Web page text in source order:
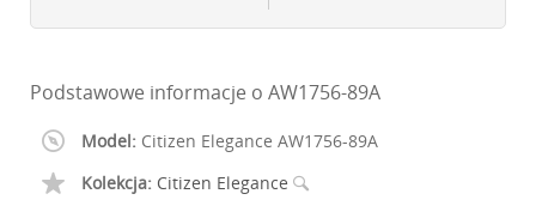
Podstawowe informacje o AW1756-89A
Model: Citizen Elegance AW1756-89A
Kolekcja: Citizen Elegance